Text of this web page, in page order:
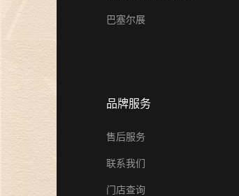
巴塞尔展
品牌服务
售后服务
联系我们
门店查询